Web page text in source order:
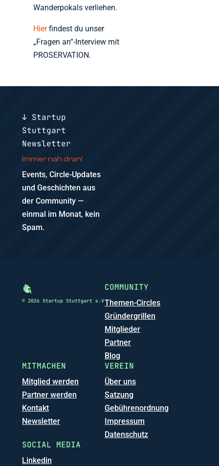
Wanderpokals verliehen.
Hierfindest du unser
„Fragen an“-Interview mit
PROSERVATION.
↓ Startup
Stuttgart
Newsletter
Immer nah dran!
Events, Circle-Updates
und Geschichten aus
der Community —
einmal im Monat, kein
Spam.
© 2026 Startup Stuttgart e.V
COMMUNITY
Themen-Circles
Gründergrillen
Mitglieder
Partner
Blog
MITMACHEN
Mitglied werden
Partner werden
Kontakt
Newsletter
VEREIN
Über uns
Satzung
Gebührenordnung
Impressum
Datenschutz
SOCIAL MEDIA
Linkedin